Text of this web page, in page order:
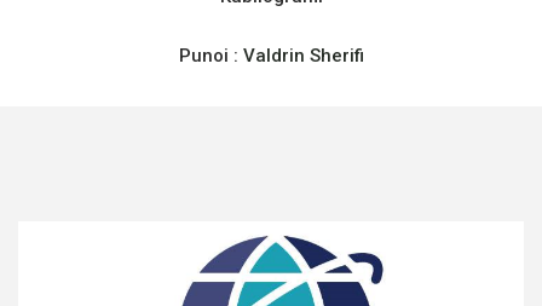
Punoi : Valdrin Sherifi